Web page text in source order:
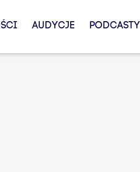
AUDYCJE PODCASTY